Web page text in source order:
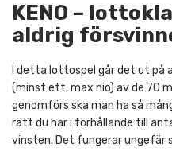
KENO –
aldrig
I detta lottospel går det ut
(minst ett, max nio) av de 70
genomförs ska man ha så
rätt du har i förhållande till
vinsten. Det fungerar ungefär